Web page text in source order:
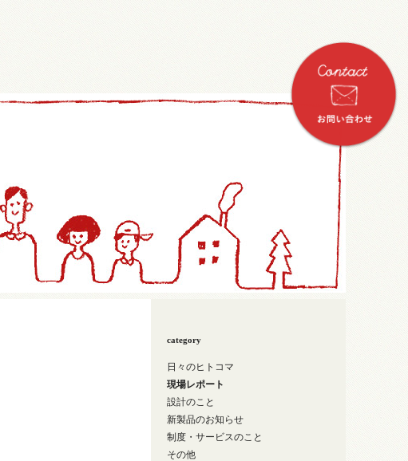
category
日々のヒトコマ
現場レポート
設計のこと
新製品のお知らせ
制度・サービスのこと
その他